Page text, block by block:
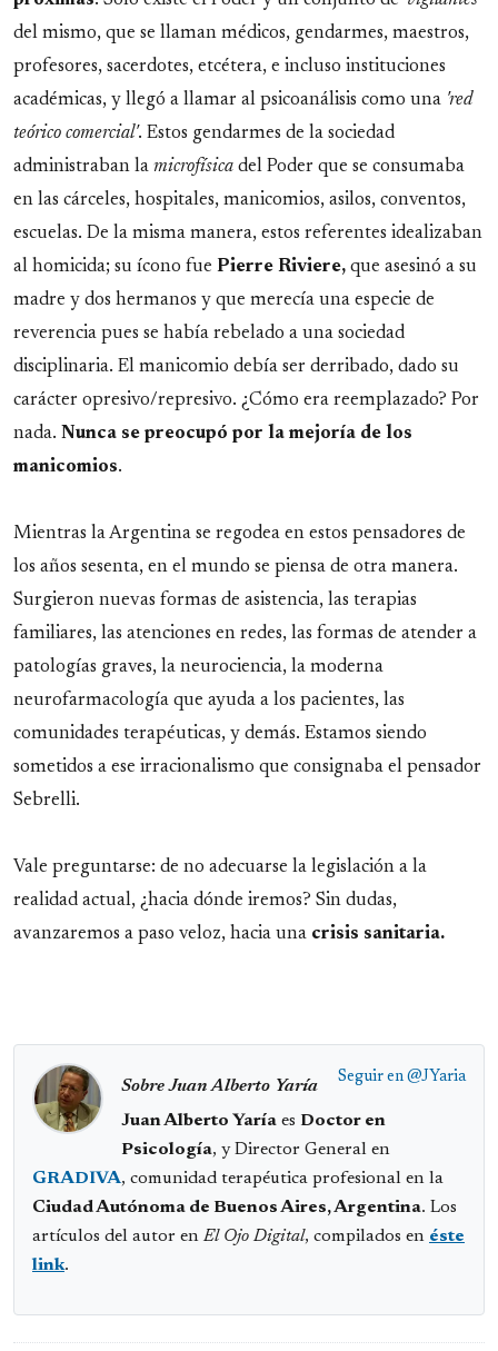
del mismo, que se llaman médicos, gendarmes, maestros,
profesores, sacerdotes, etcétera, e incluso instituciones
académicas, y llegó a llamar al psicoanálisis como una 'red
teórico comercial'. Estos gendarmes de la sociedad
administraban la microfísica del Poder que se consumaba
en las cárceles, hospitales, manicomios, asilos, conventos,
escuelas. De la misma manera, estos referentes idealizaban
al homicida; su ícono fue Pierre Riviere, que asesinó a su
madre y dos hermanos y que merecía una especie de
reverencia pues se había rebelado a una sociedad
disciplinaria. El manicomio debía ser derribado, dado su
carácter opresivo/represivo. ¿Cómo era reemplazado? Por
nada. Nunca se preocupó por la mejoría de los
manicomios.
Mientras la Argentina se regodea en estos pensadores de
los años sesenta, en el mundo se piensa de otra manera.
Surgieron nuevas formas de asistencia, las terapias
familiares, las atenciones en redes, las formas de atender a
patologías graves, la neurociencia, la moderna
neurofarmacología que ayuda a los pacientes, las
comunidades terapéuticas, y demás. Estamos siendo
sometidos a ese irracionalismo que consignaba el pensador
Sebrelli.
Vale preguntarse: de no adecuarse la legislación a la
realidad actual, ¿hacia dónde iremos? Sin dudas,
avanzaremos a paso veloz, hacia una crisis sanitaria.
Seguir en @JYaria
Sobre Juan Alberto Yaría
Juan Alberto Yaría es Doctor en
Psicología, y Director General en
GRADIVA, comunidad terapéutica profesional en la
Ciudad Autónoma de Buenos Aires, Argentina. Los
artículos del autor en El Ojo Digital, compilados en éste
link.